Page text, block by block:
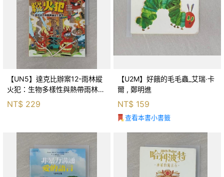
【UN5】達克比辦案12-雨林縱
火犯：生物多樣性與熱帶雨林生
態系_柯智元
NT$ 229
【U2M】好餓的毛毛蟲_艾瑞‧卡
爾 , 鄭明進
NT$ 159
查看本書小書籤